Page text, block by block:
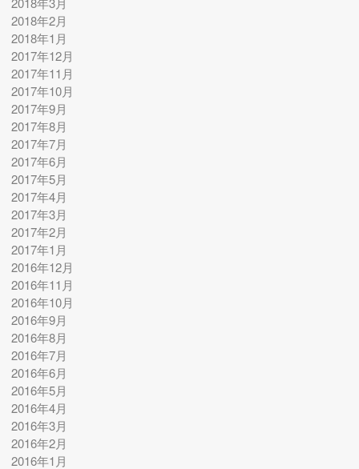
2018年2月
2018年1月
2017年12月
2017年11月
2017年10月
2017年9月
2017年8月
2017年7月
2017年6月
2017年5月
2017年4月
2017年3月
2017年2月
2017年1月
2016年12月
2016年11月
2016年10月
2016年9月
2016年8月
2016年7月
2016年6月
2016年5月
2016年4月
2016年3月
2016年2月
2016年1月